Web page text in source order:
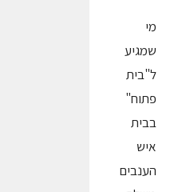
מי
שמגיע
ל"בית
פתוח"
בבית
איש
הענבים